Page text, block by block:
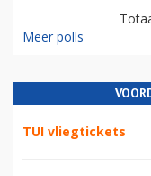
Meer polls
TUI vliegtickets